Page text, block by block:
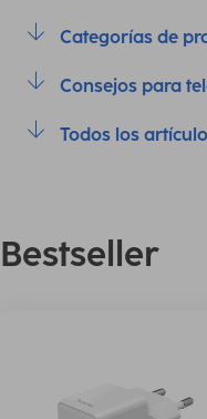
Categorías de
Consejos para
Todos los
Bestseller